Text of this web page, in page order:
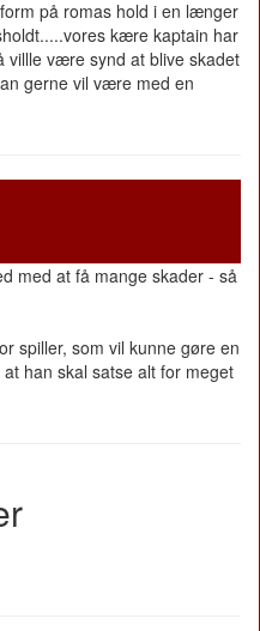
på romas hold i en længer
kære kaptain har
være synd at blive skadet
gerne vil være med en
med at få mange skader - så
spiller, som vil kunne gøre en
han skal satse alt for meget